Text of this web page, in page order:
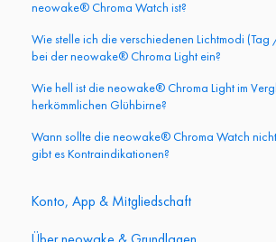
neowake® Chroma Watch ist?
Wie stelle ich die verschiedenen Lichtmodi
bei der neowake® Chroma Light ein?
Wie hell ist die neowake® Chroma Light im
herkömmlichen Glühbirne?
Wann sollte die neowake® Chroma Watch
gibt es Kontraindikationen?
Konto, App & Mitgliedschaft